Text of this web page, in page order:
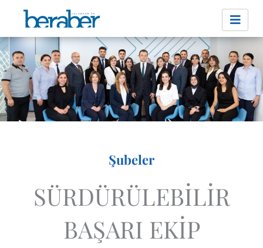
Şubeler
SÜRDÜRÜLEBİLİR
BAŞARI EKİP